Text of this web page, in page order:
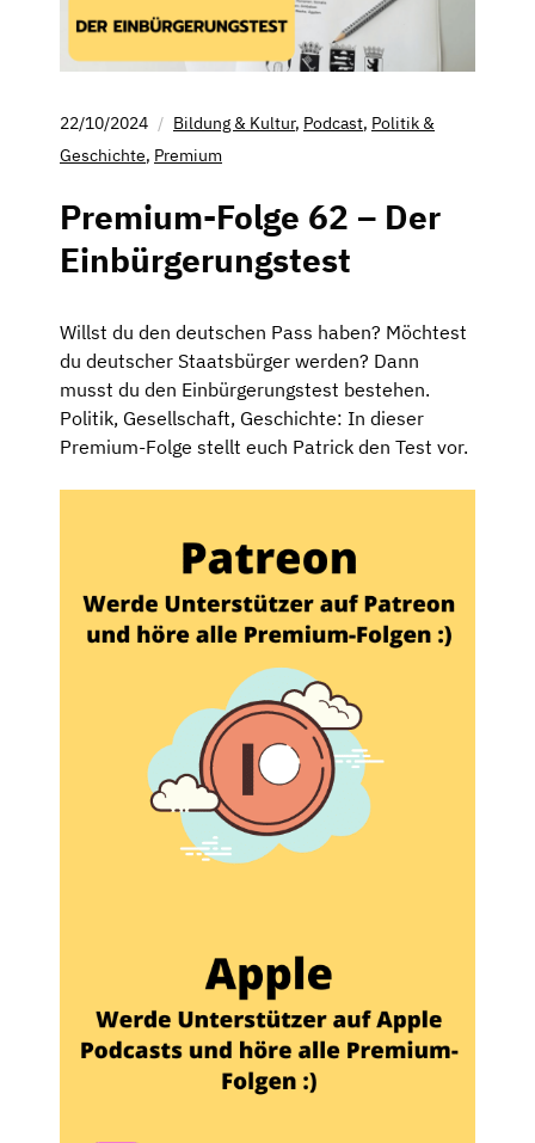
22/10/2024 Bildung & Kultur, Podcast, Politik &
Geschichte, Premium
Premium-Folge 62 – Der
Einbürgerungstest
Willst du den deutschen Pass haben? Möchtest
du deutscher Staatsbürger werden? Dann
musst du den Einbürgerungstest bestehen.
Politik, Gesellschaft, Geschichte: In dieser
Premium-Folge stellt euch Patrick den Test vor.